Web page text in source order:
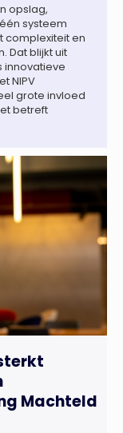
opslag,
systeem
complexiteit en
Dat blijkt uit
innovatieve
NIPV
grote invloed
betreft
Machteld